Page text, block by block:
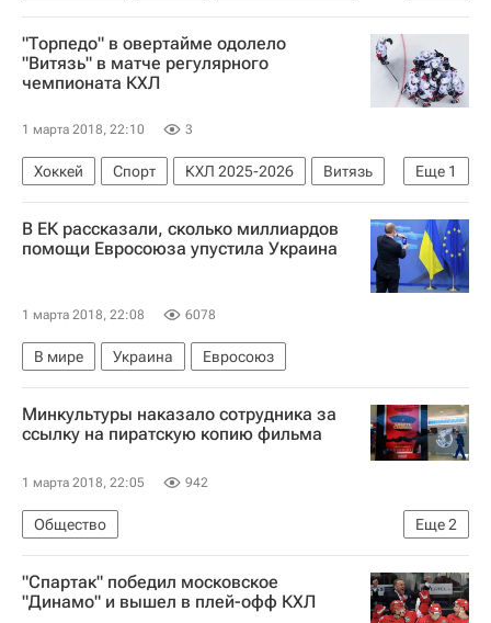
Дмитрий Пегов
РЖД Сапсан Россия
"Торпедо" в овертайме одолело
"Витязь" в матче регулярного
чемпионата КХЛ
1 марта 2018, 22:10 3
Еще 1
Хоккей Спорт КХЛ 2025-2026
Витязь
Торпедо
В ЕК рассказали, сколько миллиардов
помощи Евросоюза упустила Украина
1 марта 2018, 22:08 6078
В мире Украина Евросоюз
Минкультуры наказало сотрудника за
ссылку на пиратскую копию фильма
1 марта 2018, 22:05 942
Еще2
Общество
Министерство культуры Российской Федерации (Минкультуры России)
Россия
"Спартак" победил московское
"Динамо" и вышел в плей-офф КХЛ